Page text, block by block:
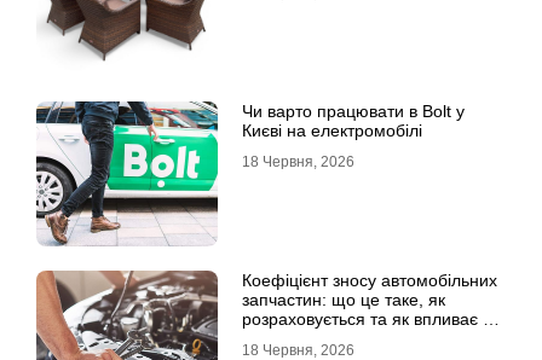
Чи варто працювати в Bolt у
Києві на електромобілі
18 Червня, 2026
Коефіцієнт зносу автомобільних
запчастин: що це таке, як
розраховується та як впливає на
18 Червня, 2026